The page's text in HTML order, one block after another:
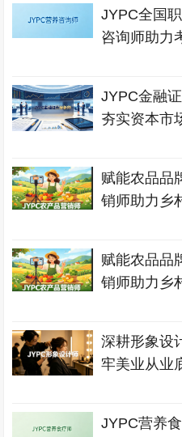
JYPC全国
咨询师助力
JYPC金融
夯实资本市
赋能农品品
销师助力乡
赋能农品品
销师助力乡
深耕形象设
牢美业从业
JYPC营养